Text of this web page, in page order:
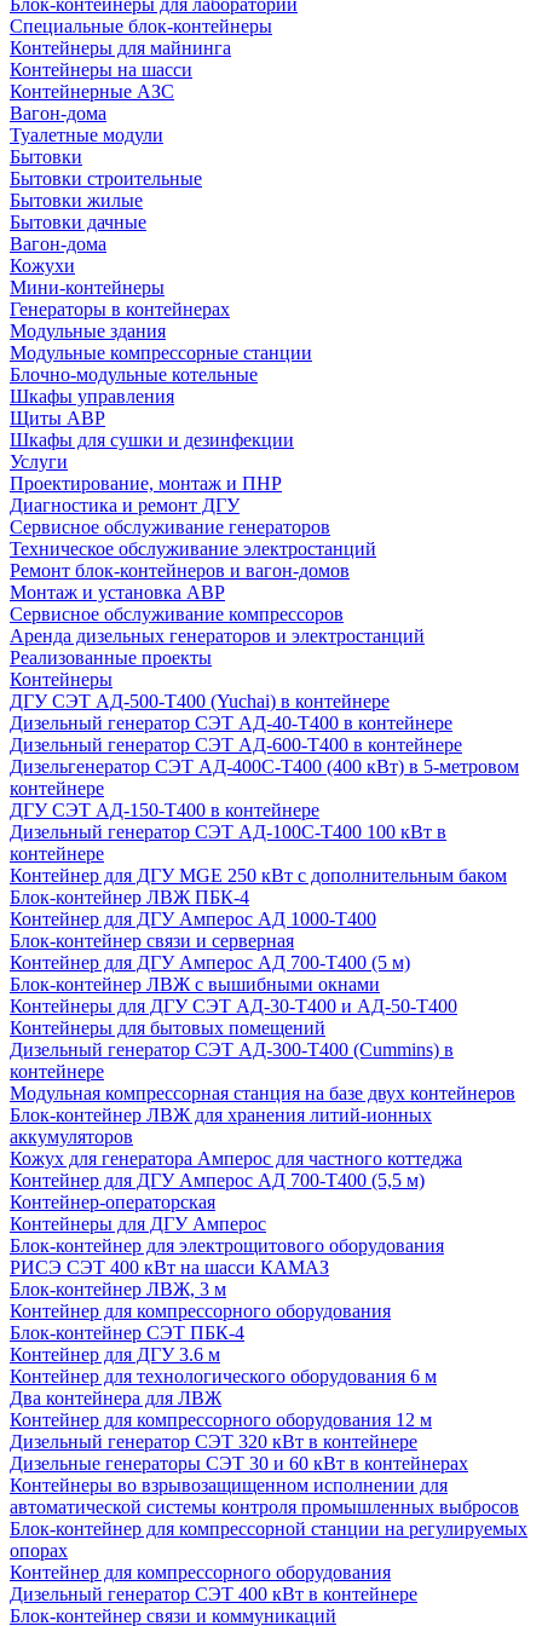
Блок-контейнеры для лабораторий
Специальные блок-контейнеры
Контейнеры для майнинга
Контейнеры на шасси
Контейнерные АЗС
Вагон-дома
Туалетные модули
Бытовки
Бытовки строительные
Бытовки жилые
Бытовки дачные
Вагон-дома
Кожухи
Мини-контейнеры
Генераторы в контейнерах
Модульные здания
Модульные компрессорные станции
Блочно-модульные котельные
Шкафы управления
Щиты АВР
Шкафы для сушки и дезинфекции
Услуги
Проектирование, монтаж и ПНР
Диагностика и ремонт ДГУ
Сервисное обслуживание генераторов
Техническое обслуживание электростанций
Ремонт блок-контейнеров и вагон-домов
Монтаж и установка АВР
Сервисное обслуживание компрессоров
Аренда дизельных генераторов и электростанций
Реализованные проекты
Контейнеры
ДГУ СЭТ АД-500-Т400 (Yuchai) в контейнере
Дизельный генератор СЭТ АД-40-Т400 в контейнере
Дизельный генератор СЭТ АД-600-Т400 в контейнере
Дизельгенератор СЭТ АД-400С-Т400 (400 кВт) в 5-метровом
контейнере
ДГУ СЭТ АД-150-Т400 в контейнере
Дизельный генератор СЭТ АД-100С-Т400 100 кВт в
контейнере
Контейнер для ДГУ MGE 250 кВт с дополнительным баком
Блок-контейнер ЛВЖ ПБК-4
Контейнер для ДГУ Амперос АД 1000-Т400
Блок-контейнер связи и серверная
Контейнер для ДГУ Амперос АД 700-Т400 (5 м)
Блок-контейнер ЛВЖ с вышибными окнами
Контейнеры для ДГУ СЭТ АД-30-Т400 и АД-50-Т400
Контейнеры для бытовых помещений
Дизельный генератор СЭТ АД-300-Т400 (Cummins) в
контейнере
Модульная компрессорная станция на базе двух контейнеров
Блок-контейнер ЛВЖ для хранения литий-ионных
аккумуляторов
Кожух для генератора Амперос для частного коттеджа
Контейнер для ДГУ Амперос АД 700-Т400 (5,5 м)
Контейнер-операторская
Контейнеры для ДГУ Амперос
Блок-контейнер для электрощитового оборудования
РИСЭ СЭТ 400 кВт на шасси КАМАЗ
Блок-контейнер ЛВЖ, 3 м
Контейнер для компрессорного оборудования
Блок-контейнер СЭТ ПБК-4
Контейнер для ДГУ 3.6 м
Контейнер для технологического оборудования 6 м
Два контейнера для ЛВЖ
Контейнер для компрессорного оборудования 12 м
Дизельный генератор СЭТ 320 кВт в контейнере
Дизельные генераторы СЭТ 30 и 60 кВт в контейнерах
Контейнеры во взрывозащищенном исполнении для
автоматической системы контроля промышленных выбросов
Блок-контейнер для компрессорной станции на регулируемых
опорах
Контейнер для компрессорного оборудования
Дизельный генератор СЭТ 400 кВт в контейнере
Блок-контейнер связи и коммуникаций